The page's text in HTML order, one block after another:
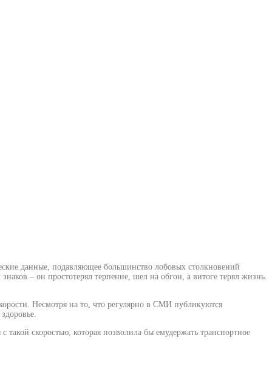
данные, подавляющее большинство лобовых столкновений
– он простотерял терпение, шел на обгон, а витоге терял жизнь.
Несмотря на то, что регулярно в СМИ публикуются
скоростью, которая позволила бы емудержать транспортное